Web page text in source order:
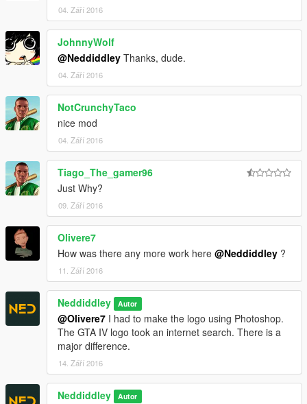
04. Září 2016
JohnnyWolf
@Neddiddley Thanks, dude.
04. Září 2016
NotCrunchyTaco
nice mod
04. Září 2016
Tiago_The_gamer96
Just Why?
09. Září 2016
Olivere7
How was there any more work here @Neddiddley ?
11. Září 2016
Neddiddley Autor
@Olivere7 I had to make the logo using Photoshop.
The GTA IV logo took an internet search. There is a
major difference.
14. Září 2016
Neddiddley Autor